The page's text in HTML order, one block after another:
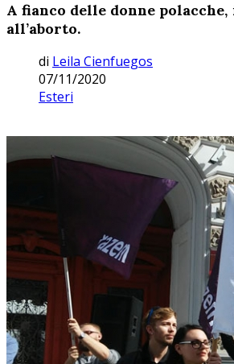
A fianco delle donne
all’aborto.
di Leila Cienfuegos
07/11/2020
Esteri